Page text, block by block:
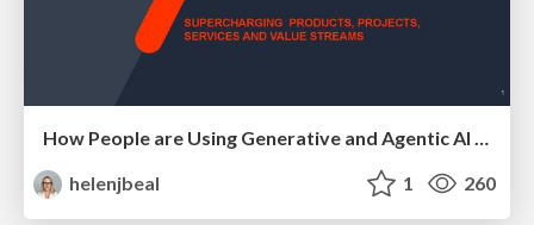
How People are Using Generative and Agentic AI to Supercharge Their Products, Projects, Services and Value Streams Today
helenjbeal
1 260